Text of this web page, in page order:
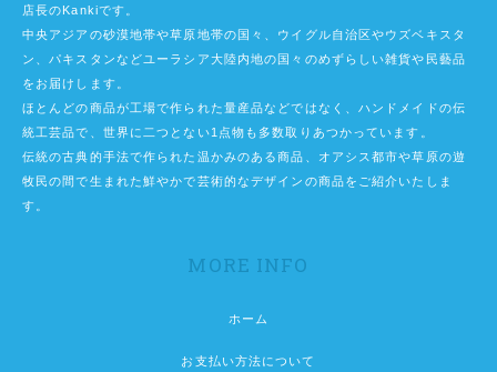
店長のKankiです。
中央アジアの砂漠地帯や草原地帯の国々、ウイグル自治区やウズベキスタ
ン、パキスタンなどユーラシア大陸内地の国々のめずらしい雑貨や民藝品
をお届けします。
ほとんどの商品が工場で作られた量産品などではなく、ハンドメイドの伝
統工芸品で、世界に二つとない1点物も多数取りあつかっています。
伝統の古典的手法で作られた温かみのある商品、オアシス都市や草原の遊
牧民の間で生まれた鮮やかで芸術的なデザインの商品をご紹介いたしま
す。
MORE INFO
ホーム
お支払い方法について